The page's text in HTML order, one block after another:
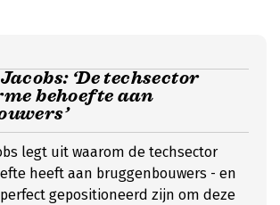
‘De techsector
behoefte aan
legt uit waarom de techsector
heeft aan bruggenbouwers - en
gepositioneerd zijn om deze